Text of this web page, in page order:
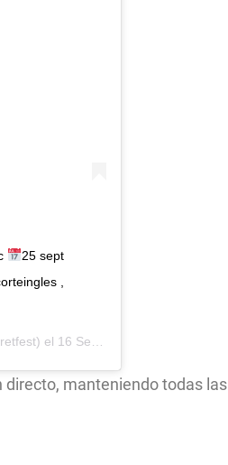
25 sept
,
el 16 Sep, 2020 a las 5:32 PDT
manteniendo todas